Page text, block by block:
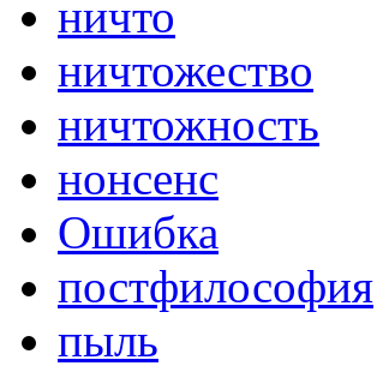
ничто
ничтожество
ничтожность
нонсенс
Ошибка
постфилософия
пыль